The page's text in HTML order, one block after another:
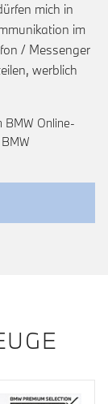
mich in
im
/ Messenger
werblich
zur
BMW Online-
Widerruf der